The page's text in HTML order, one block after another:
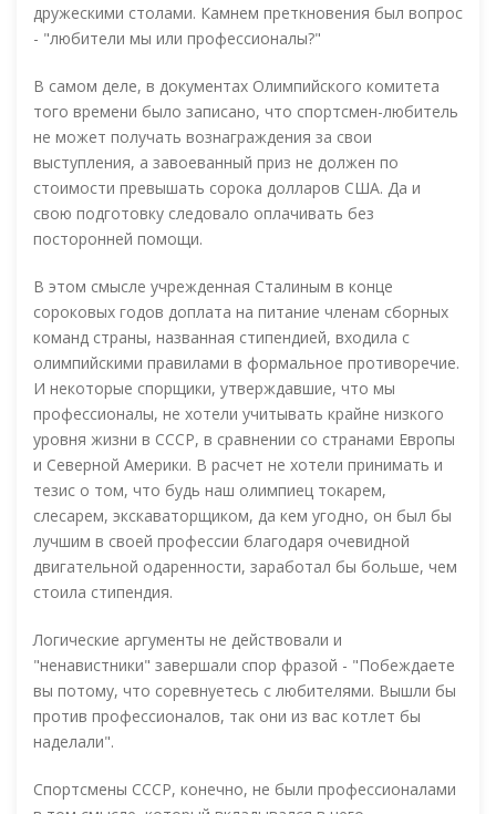
дружескими столами. Камнем преткновения был вопрос
- "любители мы или профессионалы?"
В самом деле, в документах Олимпийского комитета
того времени было записано, что спортсмен-любитель
не может получать вознаграждения за свои
выступления, а завоеванный приз не должен по
стоимости превышать сорока долларов США. Да и
свою подготовку следовало оплачивать без
посторонней помощи.
В этом смысле учрежденная Сталиным в конце
сороковых годов доплата на питание членам сборных
команд страны, названная стипендией, входила с
олимпийскими правилами в формальное противоречие.
И некоторые спорщики, утверждавшие, что мы
профессионалы, не хотели учитывать крайне низкого
уровня жизни в СССР, в сравнении со странами Европы
и Северной Америки. В расчет не хотели принимать и
тезис о том, что будь наш олимпиец токарем,
слесарем, экскаваторщиком, да кем угодно, он был бы
лучшим в своей профессии благодаря очевидной
двигательной одаренности, заработал бы больше, чем
стоила стипендия.
Логические аргументы не действовали и
"ненавистники" завершали спор фразой - "Побеждаете
вы потому, что соревнуетесь с любителями. Вышли бы
против профессионалов, так они из вас котлет бы
наделали".
Спортсмены СССР, конечно, не были профессионалами